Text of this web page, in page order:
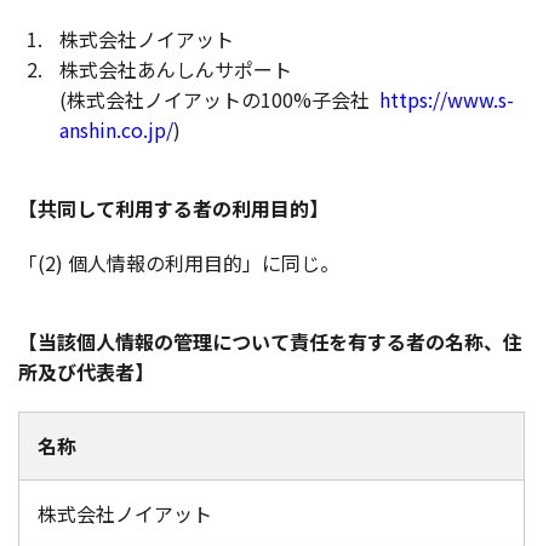
株式会社ノイアット
株式会社あんしんサポート
(株式会社ノイアットの100%子会社 https://www.s-
anshin.co.jp/)
【共同して利用する者の利用目的】
「(2) 個人情報の利用目的」に同じ。
【当該個人情報の管理について責任を有する者の名称、住
所及び代表者】
名称
株式会社ノイアット